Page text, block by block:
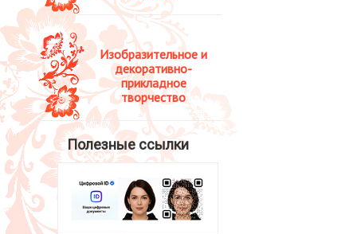
Изобразительное и
декоративно-
прикладное
творчество
Полезные ссылки